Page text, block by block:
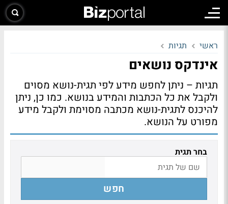
ראשי תגיות
אינדקס נושאים
תגיות – ניתן לחפש מידע לפי תגית-נושא מסוים
ולקבל את כל הכתבות והמידע בנושא. כמו כן, ניתן
להיכנס לתגית-נושא מכתבה מסוימת ולקבל מידע
מפורט על הנושא.
בחר תגית
חפש